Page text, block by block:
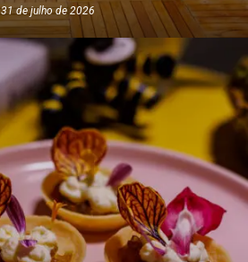
31 de julho de 2026